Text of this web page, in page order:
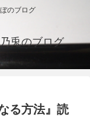
のブログ
兎のブログ
る方法』読